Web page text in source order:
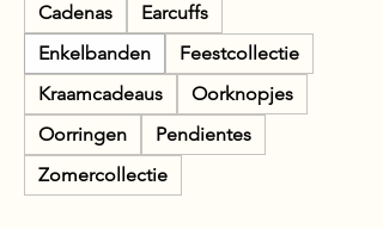
Cadenas
Earcuffs
Enkelbanden
Feestcollectie
Kraamcadeaus
Oorknopjes
Oorringen
Pendientes
Zomercollectie